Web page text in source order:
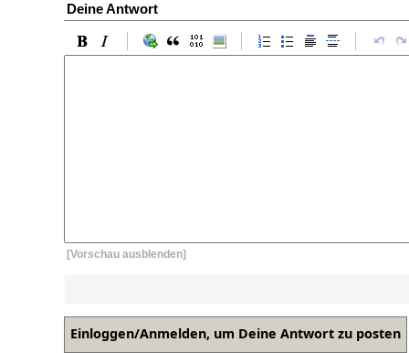
Deine Antwort
[Vorschau ausblenden]